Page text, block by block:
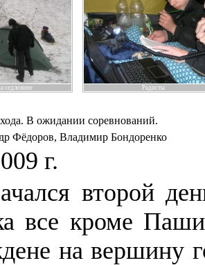
седловине Радисты
В ожидании соревнований.
Фёдоров, Владимир Бондоренко
г.
второй
все кроме
на вершину